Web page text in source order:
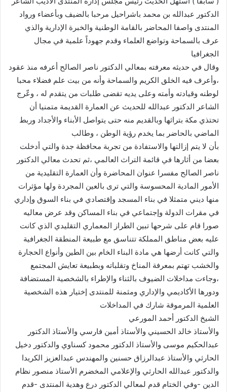
الدكتور عبدالله بن محمد باشراحيل مرحبا بالضيف وبأعضاء ورواد
المنتدى واصفا المحاضر بالقامة الوطنية والخبرة الإدارية والذي
عرف بالسماحة وتواضع العلماء وقدم جهوداً علمية في مجال
الجغرافيا
وقال في حديثه معرفته بمعالي الدكتور ناصر الصالح أعرفه منذ عقود
،وأعرف فيه الخلق الكريم والسماحة وأنه من بيت علم فضلاء محبا
لوطنه وقيادته وأمته وعلى يديه تقضى طلبات من يتقدم له ، وعّرج
الشاعر الدكتور عبدالله للحديث عن العمارة القديمة متمنيا أن
تحتذي مكة بتراثها وبالقديم منه حتى يتواصل الأبناء والأجداد وربط
الماضي بالحاضر بما يخدم رؤية الوطن ، وطالب
بأن لا يتم إزالتها والاستفادة من تجربة محافظة جدة والتي أدخلت
بعضا من أثارها في قائمة التراث العالمي ،ثم تحدث معالي الدكتور
ناصر الصالح مفسرا عنوان المحاضرة وأن العمارة التقليدية من
الأمور المادية المحسوسة والتي ترى بالعين المجردة ولها مؤثرات
منها ديني متمثلا في بناء المسجد وإقتصادي في بناء السوق وإداري
في مقرات الدولة وإجتماعي في بناء المساكن وقد عرض معاليه
صورا قام على شرحها تبين الطراز المعماري التقليدي الذي كانت
عليه بعض مناطق المملكة تتناسق مع طبيعة المنطقة الجغرافية
والتي كانت أرضها هي مادة البناء الخام بين الطين وأنواع الحجارة
والخشب تهتم بمعرفة المناخ وتقلباته وبطبيعة تعايش المجتمع
،وجاءت مداخلات الضيوف بالثناء والإطراء بالشخصية المستضافة
ودورها الأكاديمي والإداري ومثمنة للمنتدى إختيار هذه الشخصية
العلمية المرموقة شارك في المداخلات
الشيخ الدكتور أحمد المورعي
والأستاذ خالد الحسيني والأستاذ أمين فارسي والأستاذ الدكتور
عبدالحكيم موسى والأستاذ الدكتور محمود كسناوي والدكتور دخيل
الحارثي والأستاذ عبدالرزاق حسنين والمهندس عبدالعزيز الكريدا
والدكتور عبدالله الحارثي والإعلامي المخضرم الأستاذ منصور نظام
الدين -وفي الختام قدم لمعالي الدكتور درع وهدية المنتدى -قدم